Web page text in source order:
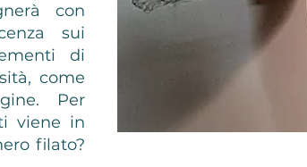
con
sui
di
come
Per
viene in
filato?